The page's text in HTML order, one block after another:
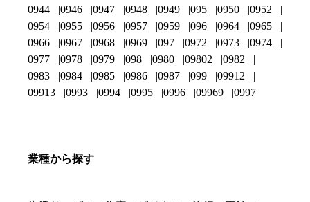
0944
0946 0947 0948 0949 095 0950
0952
0954
0955 0956 0957 0959 096 0964
0965
0966
0967 0968 0969 097 0972 0973
0974
0977
0978 0979 098 0980 09802
0982
0983
0984 0985 0986 0987 099
09912
09913
0993 0994 0995 0996 09969 0997
業種から探す